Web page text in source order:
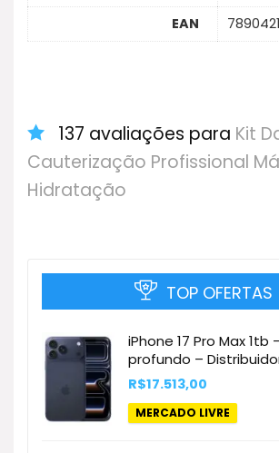
EAN
137 avaliações para Kit
Cauterização Profissional
Hidratação
TOP OFERTAS
iPhone 17 Pro Max 1tb
profundo –
R$17.513,00
MERCADO LIVRE